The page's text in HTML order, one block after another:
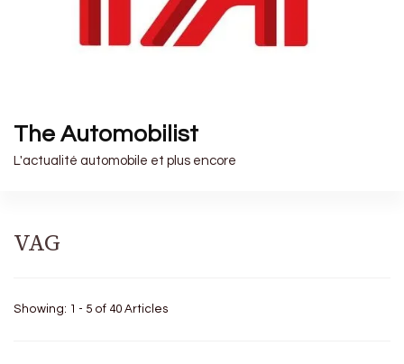
The Automobilist
L'actualité automobile et plus encore
VAG
Showing: 1 - 5 of 40 Articles